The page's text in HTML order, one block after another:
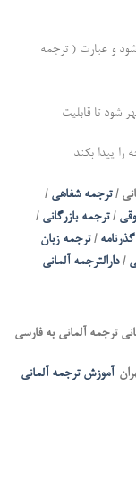
و عبارت ( ترجمه
شود تا قابلیت
پیدا بکند
/ترجمه شفاهی /
/ترجمه بازرگانی /
/ترجمه زبان
/دارالترجمه آلمانی
ترجمه آلمانی به فارسی
آموزش ترجمه آلمانی